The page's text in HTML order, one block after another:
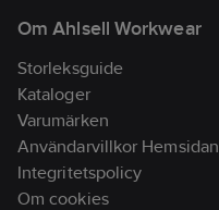
Om Ahlsell Workwear
Storleksguide
Kataloger
Varumärken
Användarvillkor Hemsidan
Integritetspolicy
Om cookies